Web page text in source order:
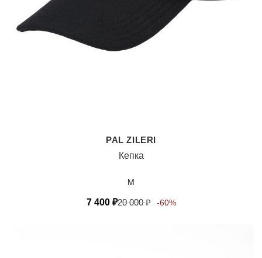
PAL ZILERI
Кепка
M
7 400 ₽20 000₽ -60%